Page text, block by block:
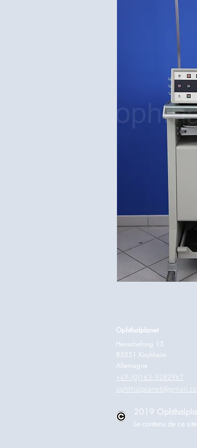
Ophthalplanet
Henschelring 13
85551 Kirchheim
Allemagne
+49-(0)163-5282967
2019
Le contenu de ce